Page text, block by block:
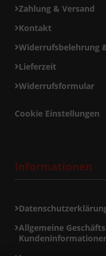
Zahlung & Versand
Kontakt
Widerrufsbelehrung
Lieferzeit
Widerrufsformular
Cookie Einstellungen
Informationen
Allgemeine